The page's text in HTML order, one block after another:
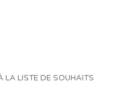
LA LISTE DE SOUHAITS